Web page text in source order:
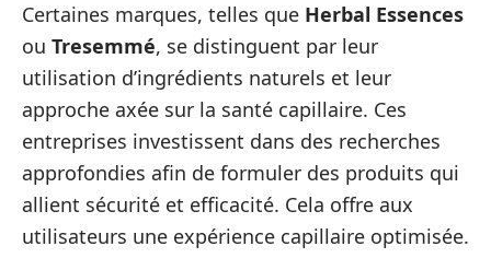
Certaines marques, telles que Herbal Essences
ou Tresemmé, se distinguent par leur
utilisation d’ingrédients naturels et leur
approche axée sur la santé capillaire. Ces
entreprises investissent dans des recherches
approfondies afin de formuler des produits qui
allient sécurité et efficacité. Cela offre aux
utilisateurs une expérience capillaire optimisée.